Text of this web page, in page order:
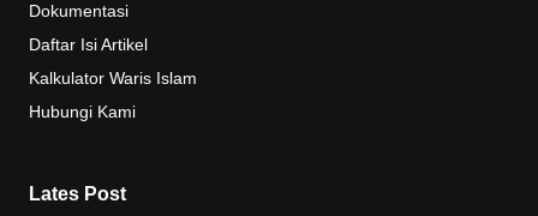
Dokumentasi
Daftar Isi Artikel
Kalkulator Waris Islam
Hubungi Kami
Lates Post